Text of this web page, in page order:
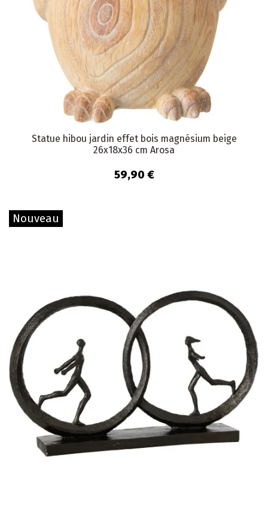
Statue hibou jardin effet bois magnésium beige
26x18x36 cm Arosa
59,90 €
Nouveau